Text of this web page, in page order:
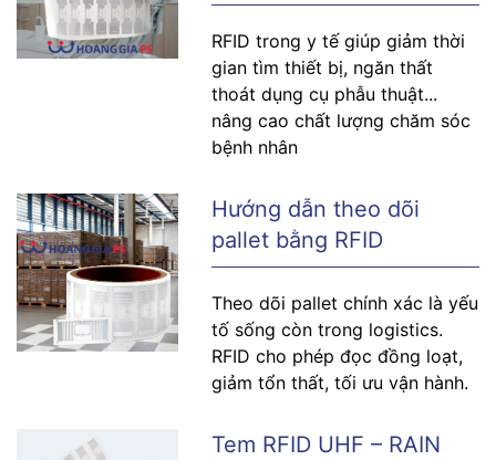
RFID trong y tế giúp giảm thời
gian tìm thiết bị, ngăn thất
thoát dụng cụ phẫu thuật...
nâng cao chất lượng chăm sóc
bệnh nhân
Hướng dẫn theo dõi
pallet bằng RFID
Theo dõi pallet chính xác là yếu
tố sống còn trong logistics.
RFID cho phép đọc đồng loạt,
giảm tổn thất, tối ưu vận hành.
Tem RFID UHF – RAIN